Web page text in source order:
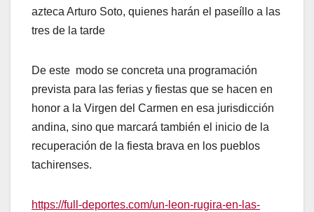
azteca Arturo Soto, quienes harán el paseíllo a las
tres de la tarde
De este modo se concreta una programación
prevista para las ferias y fiestas que se hacen en
honor a la Virgen del Carmen en esa jurisdicción
andina, sino que marcará también el inicio de la
recuperación de la fiesta brava en los pueblos
tachirenses.
https://full-deportes.com/un-leon-rugira-en-las-